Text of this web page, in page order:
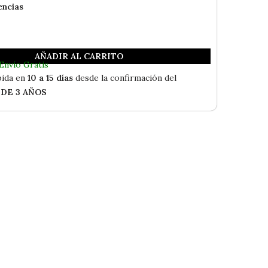
AÑADIR AL CARRITO
Gratis
en 10 a 15 días desde la confirmación del
3 AÑOS